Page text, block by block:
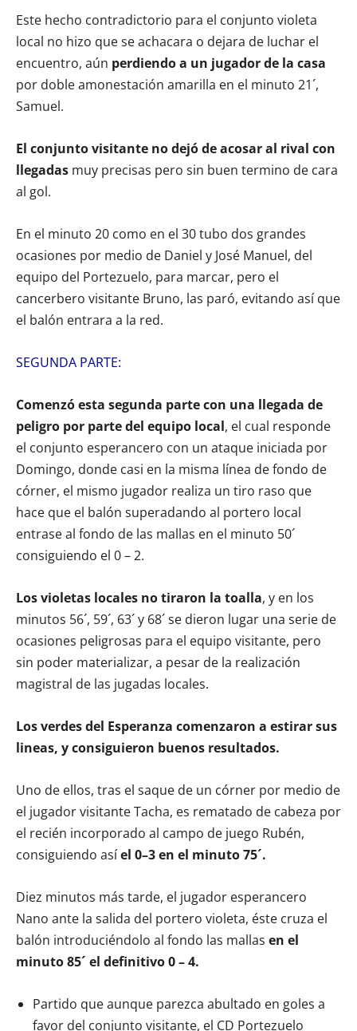
Este hecho contradictorio para el conjunto violeta
local no hizo que se achacara o dejara de luchar el
encuentro, aún perdiendo a un jugador de la casa
por doble amonestación amarilla en el minuto 21´,
Samuel.
El conjunto visitante no dejó de acosar al rival con
llegadas muy precisas pero sin buen termino de cara
al gol.
En el minuto 20 como en el 30 tubo dos grandes
ocasiones por medio de Daniel y José Manuel, del
equipo del Portezuelo, para marcar, pero el
cancerbero visitante Bruno, las paró, evitando así que
el balón entrara a la red.
SEGUNDA PARTE:
Comenzó esta segunda parte con una llegada de
peligro por parte del equipo local, el cual responde
el conjunto esperancero con un ataque iniciada por
Domingo, donde casi en la misma línea de fondo de
córner, el mismo jugador realiza un tiro raso que
hace que el balón superadando al portero local
entrase al fondo de las mallas en el minuto 50´
consiguiendo el 0 – 2.
Los violetas locales no tiraron la toalla, y en los
minutos 56´, 59´, 63´ y 68´ se dieron lugar una serie de
ocasiones peligrosas para el equipo visitante, pero
sin poder materializar, a pesar de la realización
magistral de las jugadas locales.
Los verdes del Esperanza comenzaron a estirar sus
lineas, y consiguieron buenos resultados.
Uno de ellos, tras el saque de un córner por medio de
el jugador visitante Tacha, es rematado de cabeza por
el recién incorporado al campo de juego Rubén,
consiguiendo asíel 0–3 en el minuto 75´.
Diez minutos más tarde, el jugador esperancero
Nano ante la salida del portero violeta, éste cruza el
balón introduciéndolo al fondo las mallas en el
minuto 85´ el definitivo 0 – 4.
Partido que aunque parezca abultado en goles a
favor del conjunto visitante, el CD Portezuelo